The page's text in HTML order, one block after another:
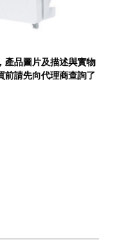
產品圖片及描述與實物
前請先向代理商查詢了